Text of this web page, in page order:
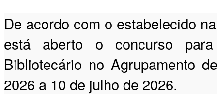
De acordo com o estabelecido
está aberto o concurso
Bibliotecário no Agrupamento
2026 a 10 de julho de 2026.